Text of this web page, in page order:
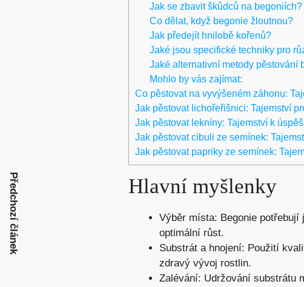
Jak se zbavit škůdců na begoniích?
Co dělat, když begonie žloutnou?
Jak předejít hnilobě kořenů?
Jaké jsou specifické techniky pro
Jaké alternativní metody pěstování
Mohlo by vás zajímat:
Co pěstovat na vyvýšeném záhonu:
Jak pěstovat lichořeřišnici: Tajemství
Jak pěstovat lekníny: Tajemství k
Jak pěstovat cibuli ze semínek:
Jak pěstovat papriky ze semínek:
Hlavní myšlenky
Výběr místa: Begonie potřebují
optimální růst.
Substrát a hnojení: Použití
zdravý vývoj rostlin.
Zalévání: Udržování substrátu
Předchozí článek